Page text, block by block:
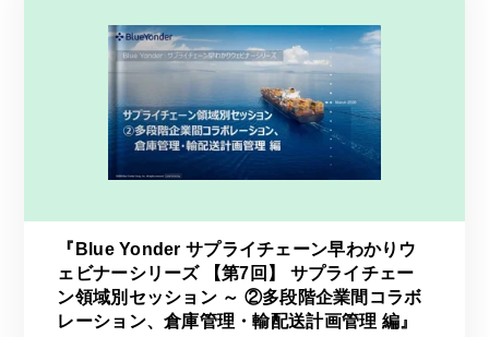
『Blue Yonder サプライチェーン早わかりウ
ェビナーシリーズ 【第7回】 サプライチェー
ン領域別セッション ～ ②多段階企業間コラボ
レーション、倉庫管理・輸配送計画管理 編』